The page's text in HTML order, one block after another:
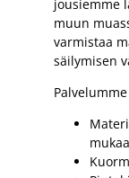
jousiemme
muun
varmistaa
säilymisen